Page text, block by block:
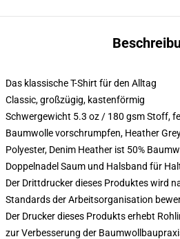
Das klassische T-Shirt für den Alltag
Classic, großzügig, kastenförmig
Schwergewicht 5.3 oz / 180 gsm Stoff,
Baumwolle vorschrumpfen, Heather
Polyester, Denim Heather ist 50%
Doppelnadel Saum und Halsband für
Der Drittdrucker dieses Produktes wird
Standards der Arbeitsorganisation
Der Drucker dieses Produkts erhebt
zur Verbesserung der